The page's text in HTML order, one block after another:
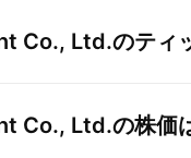
Co., Ltd.のティ
Co., Ltd.の株価